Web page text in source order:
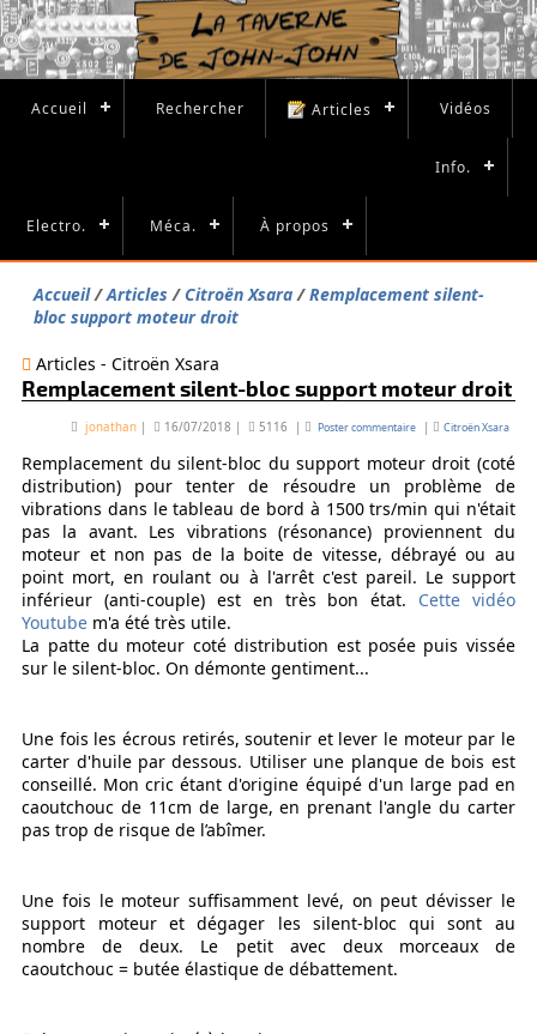
Accueil Rechercher Articles Vidéos
Info.
Electro. Méca. À propos
Accueil Articles Citroën Xsara
Remplacement silent-
bloc support moteur droit
Articles - Citroën Xsara
Remplacement silent-bloc support moteur droit
jonathan | 16/07/2018 | 5116 | Poster commentaire| Citroën Xsara
Remplacement du silent-bloc du support moteur droit (coté
distribution) pour tenter de résoudre un problème de
vibrations dans le tableau de bord à 1500 trs/min qui n'était
pas la avant. Les vibrations (résonance) proviennent du
moteur et non pas de la boite de vitesse, débrayé ou au
point mort, en roulant ou à l'arrêt c'est pareil. Le support
inférieur (anti-couple) est en très bon état. Cette vidéo
Youtube m'a été très utile.
La patte du moteur coté distribution est posée puis vissée
sur le silent-bloc. On démonte gentiment...
Une fois les écrous retirés, soutenir et lever le moteur par le
carter d'huile par dessous. Utiliser une planque de bois est
conseillé. Mon cric étant d'origine équipé d'un large pad en
caoutchouc de 11cm de large, en prenant l'angle du carter
pas trop de risque de l’abîmer.
Une fois le moteur suffisamment levé, on peut dévisser le
support moteur et dégager les silent-bloc qui sont au
nombre de deux. Le petit avec deux morceaux de
caoutchouc = butée élastique de débattement.